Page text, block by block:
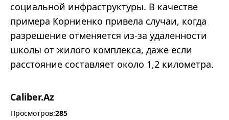
социальной инфраструктуры. В качестве
примера Корниенко привела случаи, когда
разрешение отменяется из-за удаленности
школы от жилого комплекса, даже если
расстояние составляет около 1,2 километра.
Caliber.Az
Просмотров:285